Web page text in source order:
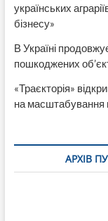
українських
бізнесу»
В Україні
пошкоджених
«Траєкторія»
на масштабування
АРХІВ